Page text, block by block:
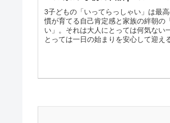
3子どもの「いってらっしゃい」は最
慣が育てる自己肯定感と家族の絆朝の
い」。それは大人にとっては何気ない
とっては一日の始まりを安心して迎え